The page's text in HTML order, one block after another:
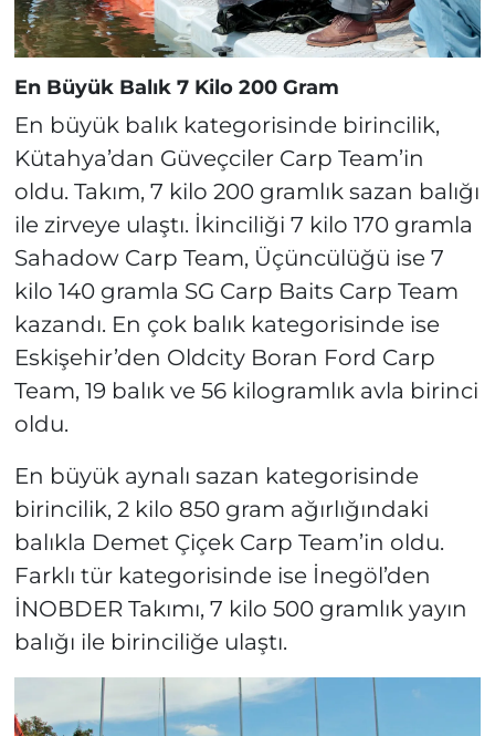
En Büyük Balık 7 Kilo 200 Gram
En büyük balık kategorisinde birincilik,
Kütahya’dan Güveçciler Carp Team’in
oldu. Takım, 7 kilo 200 gramlık sazan balığı
ile zirveye ulaştı. İkinciliği 7 kilo 170 gramla
Sahadow Carp Team, Üçüncülüğü ise 7
kilo 140 gramla SG Carp Baits Carp Team
kazandı. En çok balık kategorisinde ise
Eskişehir’den Oldcity Boran Ford Carp
Team, 19 balık ve 56 kilogramlık avla birinci
oldu.
En büyük aynalı sazan kategorisinde
birincilik, 2 kilo 850 gram ağırlığındaki
balıkla Demet Çiçek Carp Team’in oldu.
Farklı tür kategorisinde ise İnegöl’den
İNOBDER Takımı, 7 kilo 500 gramlık yayın
balığı ile birinciliğe ulaştı.